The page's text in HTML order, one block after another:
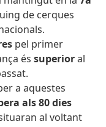
de cerques
pel primer
éssuperioral
a aquestes
als 80 dies
al voltant